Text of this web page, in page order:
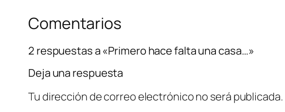
Comentarios
2 respuestas a «Primero hace falta una casa…»
Deja una respuesta
Tu dirección de correo electrónico no será publicada.